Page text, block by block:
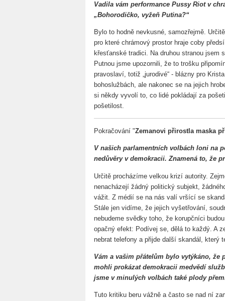
Vadila vám performance Pussy Riot v
„Bohorodičko, vyžeň Putina?“
Bylo to hodně nevkusné, samozřejmě.
pro které chrámový prostor hraje coby
křesťanské tradici. Na druhou stranou jsem
Putnou jsme upozornili, že to trošku
pravoslaví, totiž „jurodivé“ - blázny pro
bohoslužbách, ale nakonec se na jejich
si někdy vyvolí to, co lidé pokládají za
pošetilost.
Pokračování "Zemanovi přirostla maska
V našich parlamentních volbách loni na
nedůvěry v demokracii. Znamená to, že
Určitě procházíme velkou krizí autority.
nenacházejí žádný politický subjekt,
vážit. Z médií se na nás valí vršící se
Stále jen vidíme, že jejich vyšetřování,
nebudeme svědky toho, že korupčníci
opačný efekt: Podívej se, dělá to každý. A
nebrat telefony a přijde další skandál, který
Vám a vašim přátelům bylo vytýkáno,
mohli prokázat demokracii medvědí
jsme v minulých volbách také plody
Tuto kritiku beru vážně a často se nad ní